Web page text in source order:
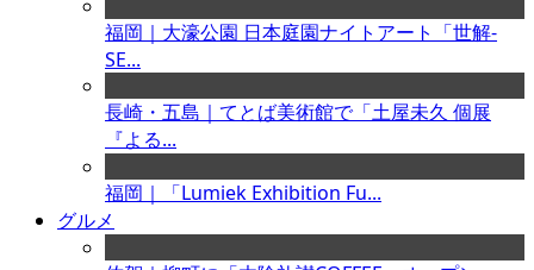
福岡｜大濠公園 日本庭園ナイトアート「世解-
SE...
長崎・五島｜てとば美術館で「土屋未久 個展
『よる...
福岡｜「Lumiek Exhibition Fu...
グルメ